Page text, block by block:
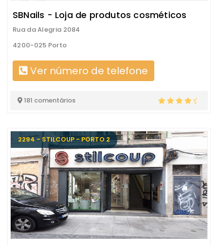
SBNails - Loja de produtos cosméticos
Rua da Alegria 2084
4200-025 Porto
Ver número de telefone
181 comentários
2294 - STILCOUP - PORTO 2